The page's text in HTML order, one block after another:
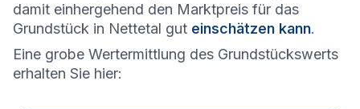
damit einhergehend den Marktpreis für das
Grundstück in Nettetal gut einschätzen kann.
Eine grobe Wertermittlung des Grundstückswerts
erhalten Sie hier: